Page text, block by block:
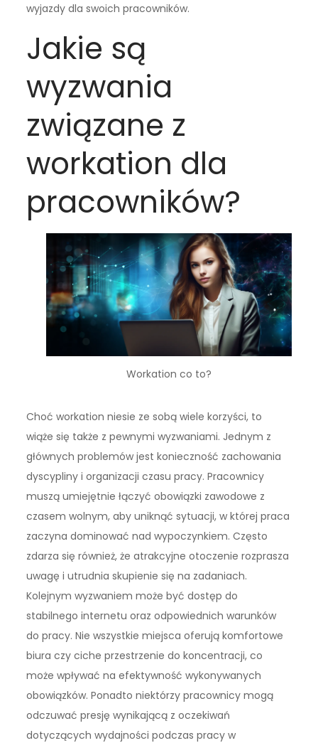
wyjazdy dla swoich pracowników.
Jakie są
wyzwania
związane z
workation dla
pracowników?
Workation co to?
Choć workation niesie ze sobą wiele korzyści, to
wiąże się także z pewnymi wyzwaniami. Jednym z
głównych problemów jest konieczność zachowania
dyscypliny i organizacji czasu pracy. Pracownicy
muszą umiejętnie łączyć obowiązki zawodowe z
czasem wolnym, aby uniknąć sytuacji, w której praca
zaczyna dominować nad wypoczynkiem. Często
zdarza się również, że atrakcyjne otoczenie rozprasza
uwagę i utrudnia skupienie się na zadaniach.
Kolejnym wyzwaniem może być dostęp do
stabilnego internetu oraz odpowiednich warunków
do pracy. Nie wszystkie miejsca oferują komfortowe
biura czy ciche przestrzenie do koncentracji, co
może wpływać na efektywność wykonywanych
obowiązków. Ponadto niektórzy pracownicy mogą
odczuwać presję wynikającą z oczekiwań
dotyczących wydajności podczas pracy w